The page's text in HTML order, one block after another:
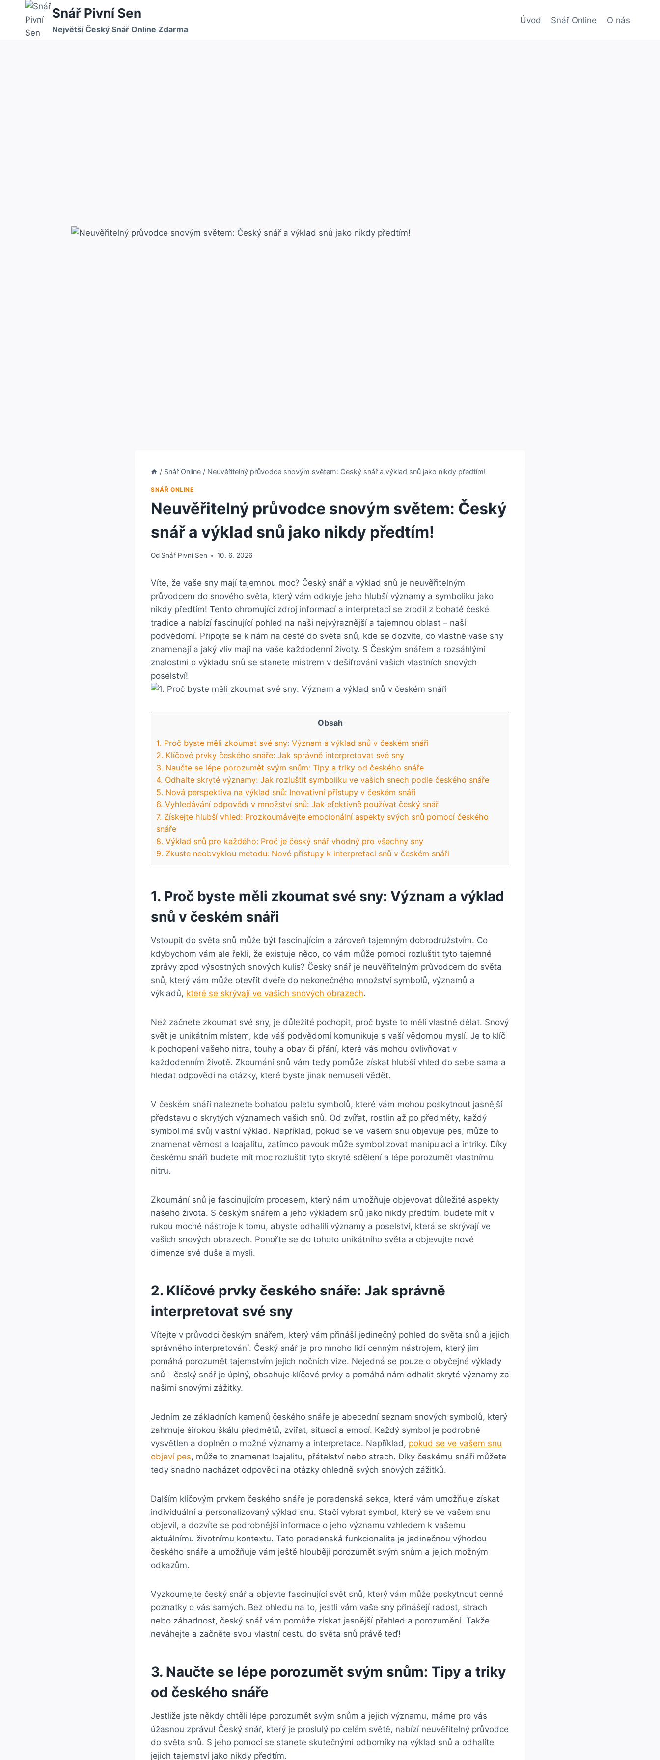
Přeskočit
Snář Pivní Sen
Největší Český Snář Online Zdarma
Úvod Snář Online O nás
/ Snář Online / Neuvěřitelný průvodce snovým světem: Český snář a výklad snů jako nikdy předtím!
SNÁŘ ONLINE
Neuvěřitelný průvodce snovým světem: Český
snář a výklad snů jako nikdy předtím!
Od Snář Pivní Sen 10. 6. 2026
Víte, že vaše sny mají tajemnou moc? Český snář a výklad snů je neuvěřitelným
průvodcem do snového světa, ⁣který vám⁣ odkryje jeho hlubší významy a symboliku jako⁣
nikdy předtím! Tento ohromující zdroj informací a interpretací se zrodil z bohaté české
tradice a ‌nabízí⁤ fascinující pohled ⁢na naši nejvýraznější a tajemnou oblast – ⁤naší
podvědomí. Připojte se ‌k nám na cestě‍ do světa snů, kde se‍ dozvíte,⁣ co vlastně vaše sny
znamenají a jaký​ vliv mají na vaše každodenní životy. S Českým⁣ snářem⁣ a ⁢rozsáhlými
znalostmi o výkladu snů⁣ se stanete⁢ mistrem‍ v dešifrování ‌vašich​ vlastních snových
poselství!
Obsah
1. Proč‍ byste měli ‍zkoumat své​ sny: Význam‌ a výklad ​snů v‌ českém snáři
2. Klíčové prvky českého​ snáře: Jak správně interpretovat své sny
3. Naučte​ se lépe porozumět svým snům: Tipy a triky od českého snáře
4. Odhalte skryté významy: ‌Jak rozluštit symboliku ve vašich⁢ snech podle ‍českého snáře
5. Nová ⁣perspektiva na výklad snů: Inovativní přístupy ​v českém snáři
6. Vyhledávání⁢ odpovědí v množství snů: Jak efektivně používat český snář
7. Získejte hlubší vhled: Prozkoumávejte emocionální ‍aspekty svých snů pomocí českého
snáře
8. Výklad snů pro každého: Proč ⁢je český​ snář vhodný pro⁣ všechny sny
9.​ Zkuste ⁤neobvyklou ⁢metodu: Nové‍ přístupy ⁣k interpretaci snů v⁢ českém snáři
1. Proč‍ byste měli ‍zkoumat své​ sny: Význam‌ a výklad ​
snů v‌ českém snáři
Vstoupit do ⁣světa snů‌ může‍ být fascinujícím a‍ zároveň tajemným dobrodružstvím. Co
kdybychom vám ale ⁣řekli, že⁣ existuje ‌něco, co vám může‌ pomoci rozluštit tyto tajemné⁢
zprávy zpod výsostných snových kulis?⁣ Český snář je​ neuvěřitelným průvodcem do světa
snů, který vám může otevřít ‌dveře do nekonečného množství symbolů, významů ⁣a
výkladů, které⁤ se ⁤skrývají ve ‍vašich⁢ snových ⁣obrazech.
Než ⁣začnete zkoumat své sny, je důležité ‍pochopit, proč byste to měli⁣ vlastně dělat. Snový​
svět je unikátním‍ místem, ‍kde váš podvědomí komunikuje ‌s vaší vědomou myslí. Je to klíč
k pochopení vašeho nitra, touhy a‌ obav či přání, které ‌vás mohou ⁢ovlivňovat ⁢v
každodenním životě. Zkoumání snů ⁤vám ​tedy ⁢pomůže získat hlubší vhled do sebe sama ⁤a
hledat odpovědi na otázky, které ​byste jinak nemuseli vědět.
V českém snáři‌ naleznete bohatou⁤ paletu symbolů,⁤ které vám ⁢mohou poskytnout jasnější
představu o skrytých⁢ významech vašich snů. Od zvířat, rostlin ⁣až po‌ předměty, každý
symbol má svůj vlastní ⁤výklad. Například, pokud se ve ‌vašem snu​ objevuje pes, ⁤může to
znamenat věrnost a loajalitu, zatímco pavouk může symbolizovat manipulaci a intriky. Díky
českému snáři​ budete mít​ moc​ rozluštit tyto skryté sdělení a lépe⁢ porozumět vlastnímu
nitru.
Zkoumání⁤ snů je fascinujícím procesem, ‌který nám​ umožňuje objevovat⁣ důležité aspekty‍
našeho‌ života.‌ S českým snářem a jeho ‍výkladem snů jako nikdy předtím, budete ‌mít‍ v
‍rukou mocné ​nástroje ⁤k tomu, abyste odhalili významy a poselství, která se skrývají ve
vašich ‌snových obrazech. ​Ponořte se do tohoto unikátního světa ⁤a⁣ objevujte nové
dimenze své ‍duše a mysli.
2. Klíčové prvky českého​ snáře: Jak správně
interpretovat své sny
Vítejte ​v‌ průvodci českým snářem, který vám přináší jedinečný pohled do světa snů‌ a jejich⁤
správného interpretování. Český‍ snář je pro mnoho lidí cenným nástrojem, který jim⁤
pomáhá porozumět⁢ tajemstvím jejich nočních vize. Nejedná se pouze ⁢o obyčejné výklady
snů -‌ český snář je úplný, obsahuje⁤ klíčové prvky a ​pomáhá nám odhalit skryté významy ‍za
našimi snovými zážitky.
Jedním ze základních kamenů českého snáře je abecední ⁣seznam snových ⁤symbolů, ⁣který⁤
zahrnuje širokou⁤ škálu⁤ předmětů, zvířat, ⁣situací a ⁢emocí. ⁢Každý symbol ⁤je ⁣podrobně
vysvětlen ​a‌ doplněn o možné ‍významy a interpretace. Například, pokud se ve vašem snu
objeví‍ pes, může⁣ to⁤ znamenat⁢ loajalitu, přátelství nebo⁤ strach. ‍Díky českému snáři můžete
tedy snadno nacházet⁢ odpovědi na otázky ohledně svých snových ‍zážitků.
Dalším klíčovým prvkem českého‍ snáře‍ je poradenská sekce, která vám‍ umožňuje získat ​
individuální a⁣ personalizovaný⁤ výklad ⁤snu.⁣ Stačí‍ vybrat​ symbol, který se ve vašem ‍snu
objevil, a‍ dozvíte se⁤ podrobnější⁢ informace o jeho významu vzhledem k vašemu⁣
aktuálnímu životnímu kontextu. Tato poradenská funkcionalita je jedinečnou výhodou
českého snáře a ‌umožňuje vám⁤ ještě hlouběji ​porozumět svým snům a ⁤jejich možným
odkazům.
Vyzkoumejte ‍český snář a objevte fascinující ⁤svět snů, který vám⁢ může poskytnout ​cenné
poznatky o vás samých. Bez‍ ohledu na to, jestli vám vaše sny⁢ přinášejí ​radost, strach
nebo‌ záhadnost, český snář⁣ vám pomůže získat jasnější ‍přehled a ‍porozumění. Takže
neváhejte​ a začněte svou vlastní‍ cestu do⁢ světa snů ⁣právě teď!
3. Naučte​ se lépe porozumět svým snům: Tipy a triky
od českého snáře
Jestliže jste někdy chtěli lépe porozumět svým snům ‍a jejich významu, máme ‍pro vás
úžasnou zprávu! Český⁣ snář,⁢ který je proslulý po celém ⁤světě, nabízí neuvěřitelný průvodce
do světa snů. S jeho pomocí se stanete skutečnými odborníky⁤ na ​výklad ⁤snů a odhalíte
⁣jejich tajemství jako nikdy předtím.